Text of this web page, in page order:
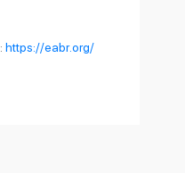
: https://eabr.org/